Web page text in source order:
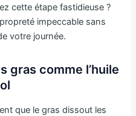
cette étape fastidieuse ?
impeccable sans
votre journée.
gras comme l’huile
que le gras dissout les